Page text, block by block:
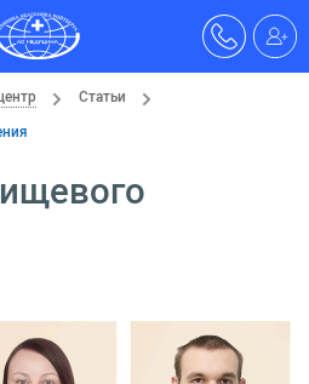
Статьи